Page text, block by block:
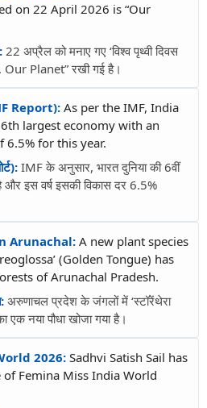
on 22 April 2026 is “Our
22 अप्रैल को मनाए गए ‘विश्व पृथ्वी दिवस
Our Planet” रखी गई है।
Report):As per the IMF, India
largest economy with an
for this year.
IMF के अनुसार, भारत दुनिया की 6वीं
और इस वर्ष इसकी विकास दर 6.5%
Arunachal: A new plant species
(Golden Tongue) has
of Arunachal Pradesh.
अरुणाचल प्रदेश के जंगलों में ‘स्टॉरेंथेरा
एक नया पौधा खोजा गया है।
2026: Sadhvi Satish Sail has
Femina Miss India World